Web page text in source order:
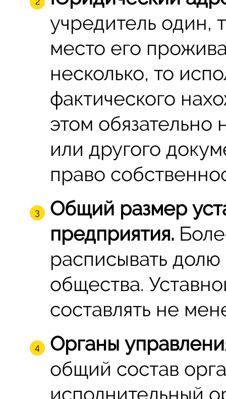
учредитель один,
место его
несколько, то
фактического
этом
или другого
право
Общий размер
предприятия.
расписывать долю
общества.
составлять не
Органы
общий состав
исполнительный